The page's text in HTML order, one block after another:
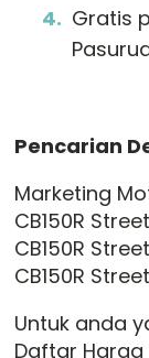
Gratis
Pencarian
Marketing
CB150R
CB150R
CB150R
Untuk anda
Daftar Harga